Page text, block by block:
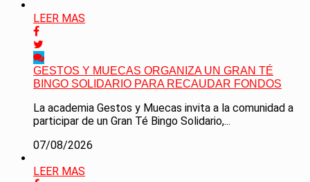
LEER MAS
GESTOS Y MUECAS ORGANIZA UN GRAN TÉ
BINGO SOLIDARIO PARA RECAUDAR FONDOS
La academia Gestos y Muecas invita a la comunidad a
participar de un Gran Té Bingo Solidario,...
07/08/2026
LEER MAS